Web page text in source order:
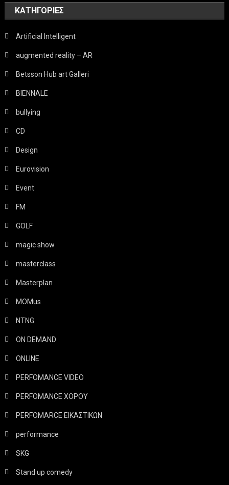
KΑΤΗΓΟΡΊΕΣ
Artificial Intelligent
augmented reality – AR
Betsson Hub art Galleri
BIENNALE
bullying
CD
Design
Eurovision
Event
FM
GOLF
magic show
masterclass
Masterplan
MOMus
NTNG
ON DEMAND
ONLINE
PERFOMANCE VIDEO
PERFOMANCE ΧΟΡΟΥ
PERFOMARCE ΕΙΚΑΣΤΙΚΩΝ
performance
SKG
Stand up comedy